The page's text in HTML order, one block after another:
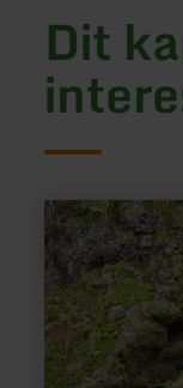
Dit
meer
informatie
over:
Molensteen
grotten
Hohenfels
-
Essingen